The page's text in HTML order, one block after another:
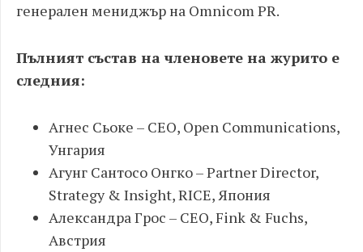
генерален мениджър на Omnicom PR.
Пълният състав на членовете на журито е
следния:
Агнес Сьоке – CEO, Open Communications,
Унгария
Агунг Сантосо Онгко – Partner Director,
Strategy & Insight, RICE, Япония
Александра Грос – CEO, Fink & Fuchs,
Австрия